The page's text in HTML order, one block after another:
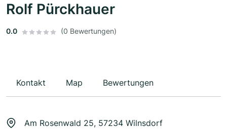
Rolf Pürckhauer
0.0 (0 Bewertungen)
Kontakt Map Bewertungen
Am Rosenwald 25, 57234 Wilnsdorf